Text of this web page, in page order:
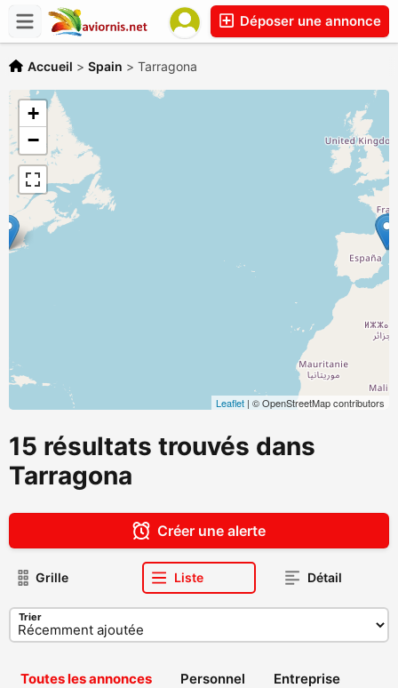
Déposer une annonce
Accueil > Spain > Tarragona
+
−
Leaflet | © OpenStreetMap contributors
15 résultats trouvés dans
Tarragona
Créer une alerte
Grille Liste Détail
Trier
Toutes les annonces Personnel Entreprise